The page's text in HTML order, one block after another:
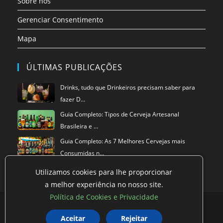
Gerenciar Consentimento
Mapa
ÚLTIMAS PUBLICAÇÕES
Drinks, tudo que Drinkeiros precisam saber para
fazer D…
Guia Completo: Tipos de Cerveja Artesanal
Brasileira e …
Guia Completo: As 7 Melhores Cervejas mais
Consumidas n…
Política de privacidade Termos de Uso
Exclusão de Dados
Política de Cookies
Utilizamos cookies para lhe proporcionar
a melhor experiência no nosso site.
Política de Cookies e Privacidade
Aceitar Rejeitar